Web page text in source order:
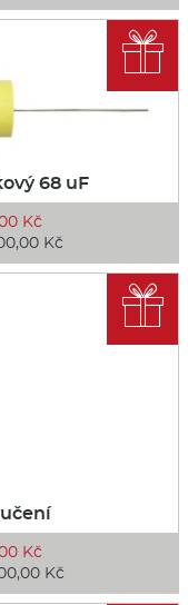
68 uF
Kč
Kč

Kč
Kč
